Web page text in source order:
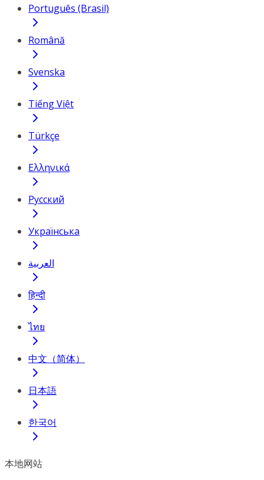
Português (Brasil)
Română
Svenska
Tiếng Việt
Türkçe
Ελληνικά
Русский
Українська
العربية
हिन्दी
ไทย
中文（简体）
日本語
한국어
本地网站